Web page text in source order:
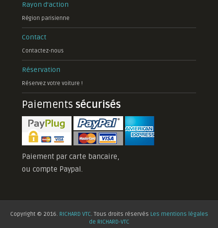
Rayon d'action
Région parisienne
Contact
Contactez-nous
Réservation
Réservez votre voiture !
Paiements sécurisés
Paiement par carte bancaire,
ou compte Paypal.
Copyright © 2016. RICHARD VTC. Tous droits réservés Les mentions légales
de RICHARD-VTC